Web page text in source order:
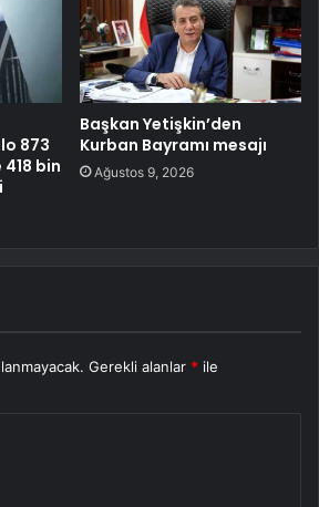
873
bin
Başkan Yetişkin’den
Kurban Bayramı mesajı
Ağustos 9, 2026
Gerekli alanlar * ile